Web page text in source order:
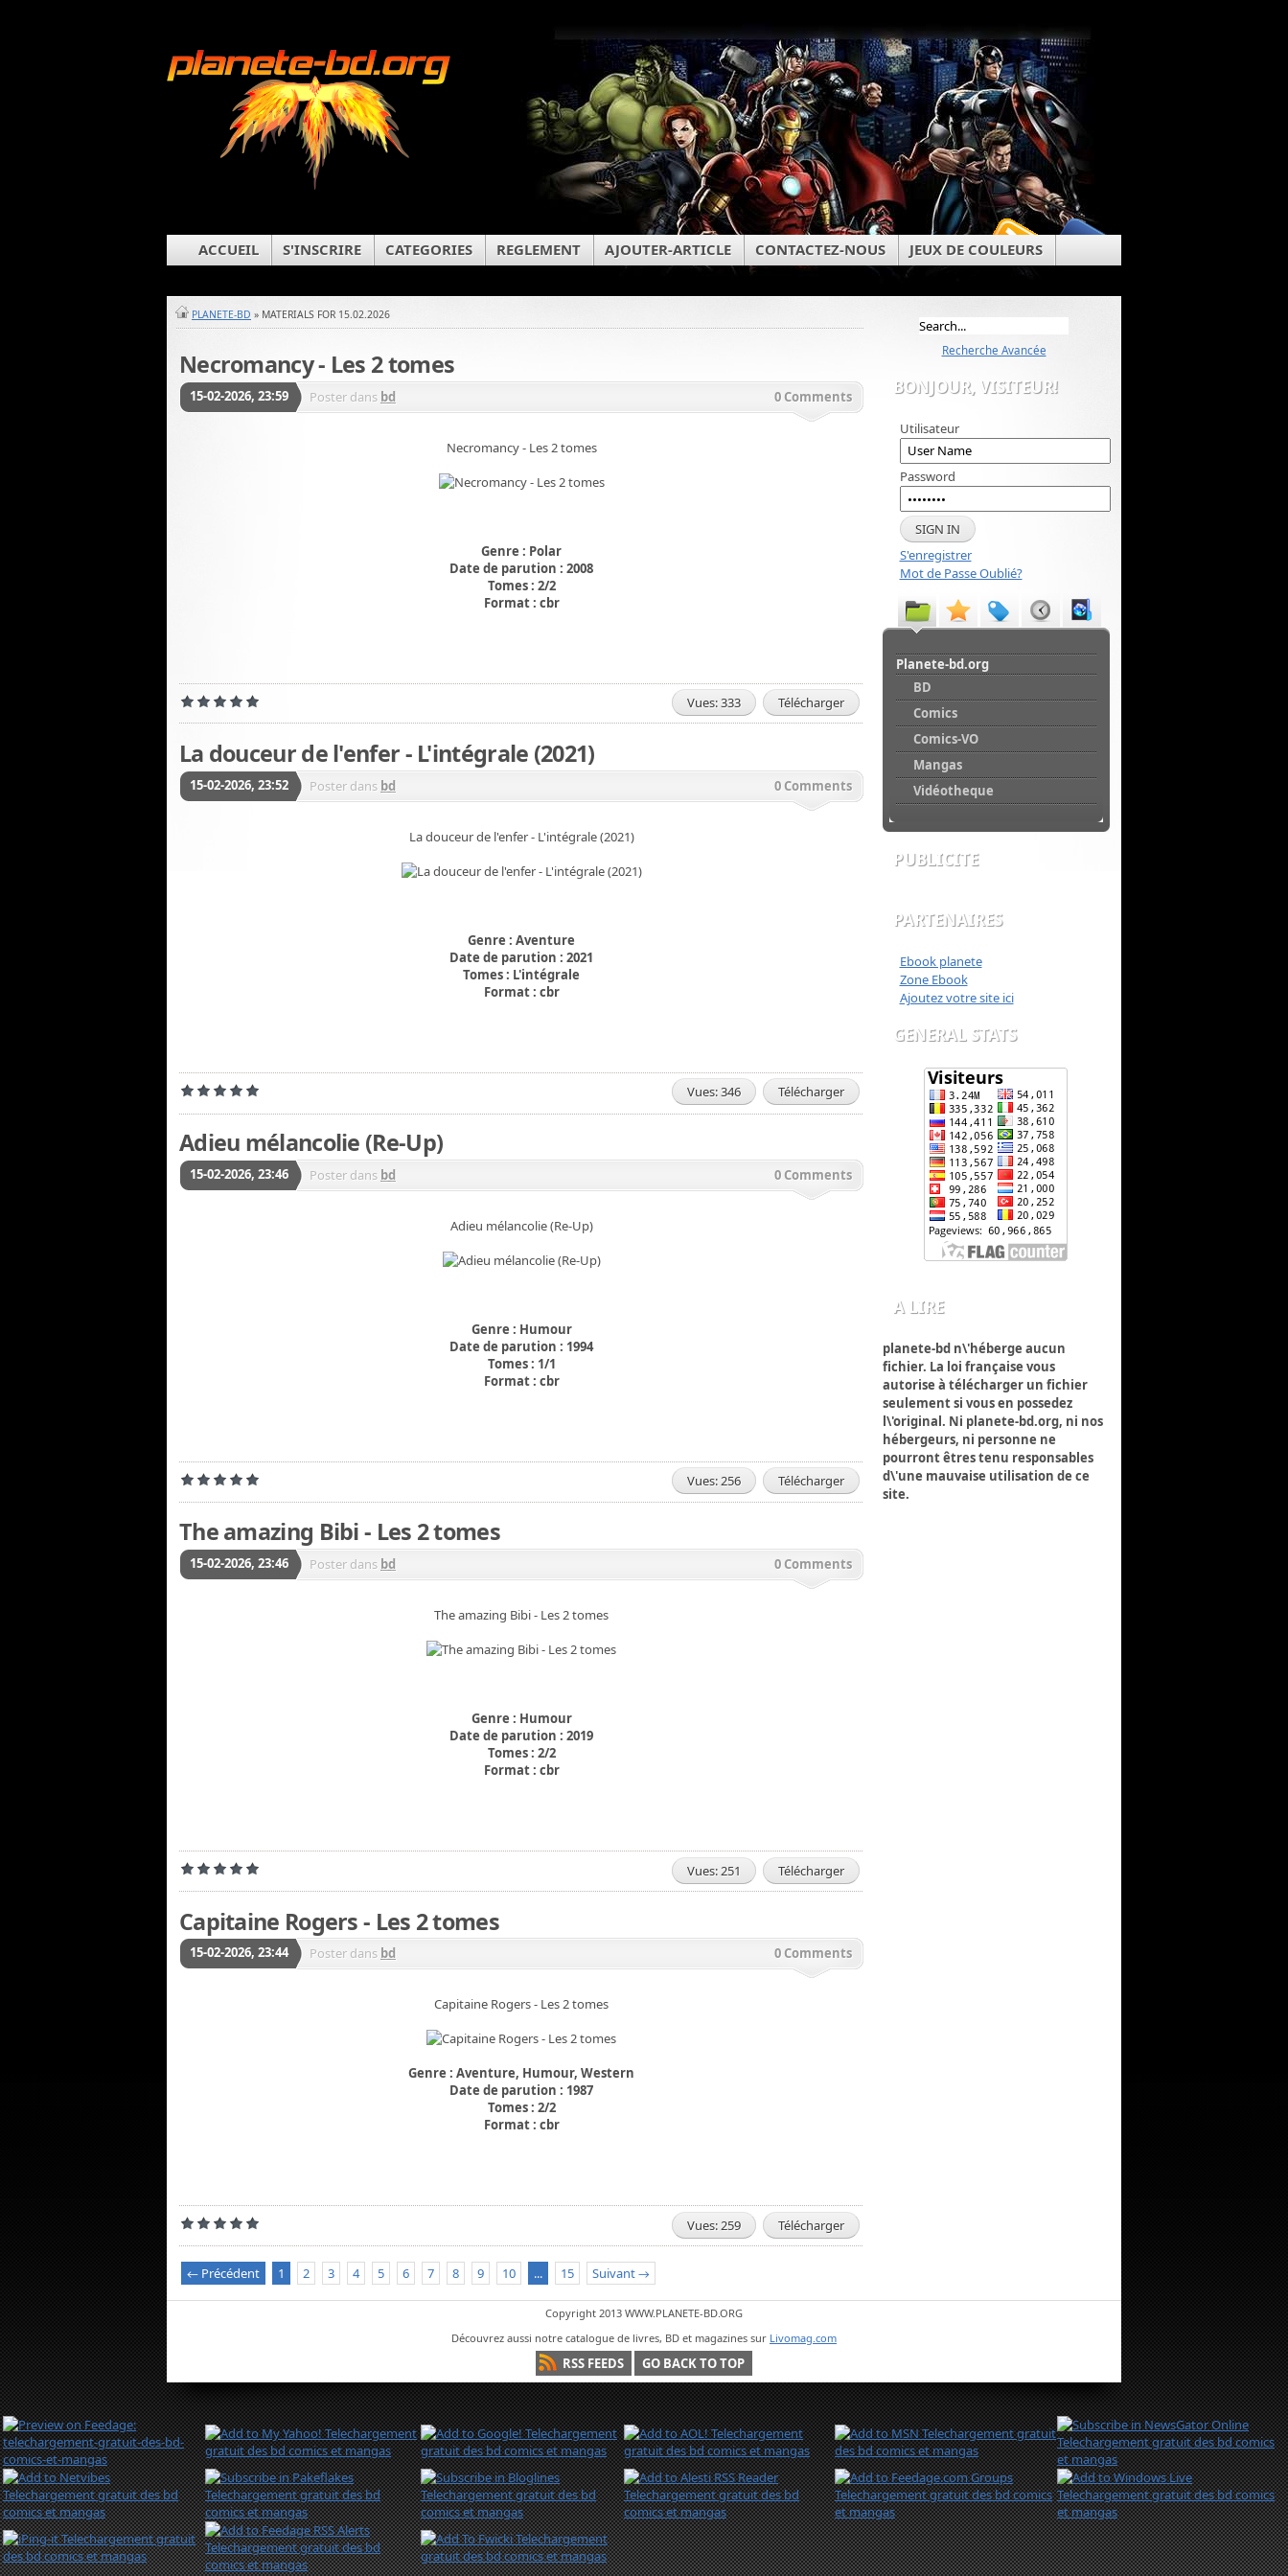
ACCUEIL S'INSCRIRE CATEGORIES REGLEMENT AJOUTER-ARTICLE CONTACTEZ-NOUS JEUX DE COULEURS
PLANETE-BD » MATERIALS FOR 15.02.2026
Necromancy - Les 2 tomes
15-02-2026, 23:59 Poster dans bd 0 Comments
Necromancy - Les 2 tomes
Genre : Polar
Date de parution : 2008
Tomes : 2/2
Format : cbr
Vues: 333 Télécharger
La douceur de l'enfer - L'intégrale (2021)
15-02-2026, 23:52 Poster dans bd 0 Comments
La douceur de l'enfer - L'intégrale (2021)
Genre : Aventure
Date de parution : 2021
Tomes : L'intégrale
Format : cbr
Vues: 346 Télécharger
Adieu mélancolie (Re-Up)
15-02-2026, 23:46 Poster dans bd 0 Comments
Adieu mélancolie (Re-Up)
Genre : Humour
Date de parution : 1994
Tomes : 1/1
Format : cbr
Vues: 256 Télécharger
The amazing Bibi - Les 2 tomes
15-02-2026, 23:46 Poster dans bd 0 Comments
The amazing Bibi - Les 2 tomes
Genre : Humour
Date de parution : 2019
Tomes : 2/2
Format : cbr
Vues: 251 Télécharger
Capitaine Rogers - Les 2 tomes
15-02-2026, 23:44 Poster dans bd 0 Comments
Capitaine Rogers - Les 2 tomes
Genre : Aventure, Humour, Western
Date de parution : 1987
Tomes : 2/2
Format : cbr
Vues: 259 Télécharger
← Précédent 1 2 3 4 5 6 7 8 9 10 ... 15 Suivant →
Recherche Avancée
BONJOUR, VISITEUR!
Utilisateur
Password
S'enregistrer
Mot de Passe Oublié?
Planete-bd.org
BD
Comics
Comics-VO
Mangas
Vidéotheque
PUBLICITE
PARTENAIRES
Ebook planete
Zone Ebook
Ajoutez votre site ici
GENERAL STATS
A LIRE
planete-bd n\'héberge aucun
fichier. La loi française vous
autorise à télécharger un fichier
seulement si vous en possedez
l\'original. Ni planete-bd.org, ni nos
hébergeurs, ni personne ne
pourront êtres tenu responsables
d\'une mauvaise utilisation de ce
site.
Copyright 2013 WWW.PLANETE-BD.ORG
Découvrez aussi notre catalogue de livres, BD et magazines sur Livomag.com
RSS FEEDS GO BACK TO TOP